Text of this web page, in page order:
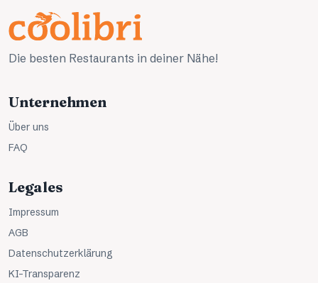
Die besten Restaurants in deiner Nähe!
Unternehmen
Über uns
FAQ
Legales
Impressum
AGB
Datenschutzerklärung
KI-Transparenz